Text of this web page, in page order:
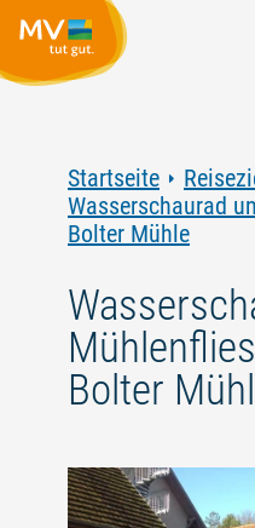
Startseite
Wasserschaurad
Bolter Mühle
Bolter